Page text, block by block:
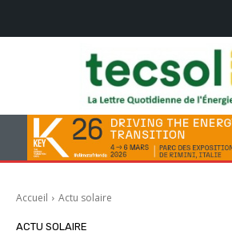
Accueil Actu solaire
ACTU SOLAIRE